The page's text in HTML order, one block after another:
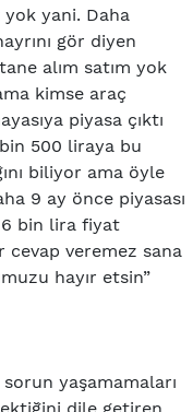
yani. Daha
gör diyen
alım satım yok
kimse araç
piyasa çıktı
500 liraya bu
biliyor ama öyle
9 ay önce piyasası
bin lira fiyat
veremez sana
hayır etsin”
yaşamamaları